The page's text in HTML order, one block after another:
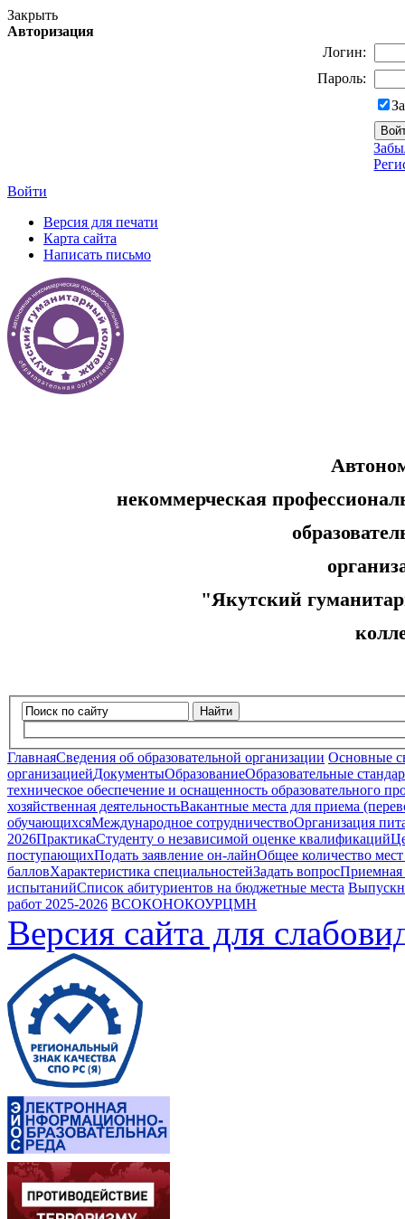
Закрыть
Авторизация
Логин:
Пароль:
Войти
Версия для печати
Карта сайта
Написать письмо
некоммерческая
"Якутский
Найти
ГлавнаяСведения об образовательной организации Основные
организациейДокументыОбразованиеОбразовательные
техническое обеспечение и оснащенность образовательного
хозяйственная деятельностьВакантные места для приема
обучающихсяМеждународное сотрудничествоОрганизация
2026ПрактикаСтуденту о независимой оценке квалификаций
поступающихПодать заявление он-лайнОбщее количество
балловХарактеристика специальностейЗадать вопросПриемная
испытанийСписок абитуриентов на бюджетные места
работ 2025-2026 ВСОКОНОКОУРЦМН
Версия сайта для